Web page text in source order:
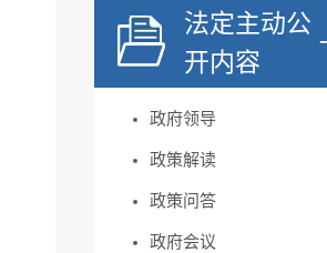
法定主动公
开内容
政府领导
政策解读
政策问答
政府会议